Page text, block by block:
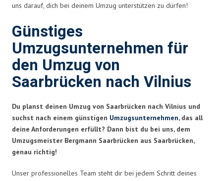
uns darauf, dich bei deinem Umzug unterstützen zu dürfen!
Günstiges
Umzugsunternehmen für
den Umzug von
Saarbrücken nach Vilnius
Du planst deinen Umzug von Saarbrücken nach Vilnius und
suchst nach einem günstigen Umzugsunternehmen, das all
deine Anforderungen erfüllt? Dann bist du bei uns, dem
Umzugsmeister Bergmann Saarbrücken aus Saarbrücken,
genau richtig!
Unser professionelles Team steht dir bei jedem Schritt deines